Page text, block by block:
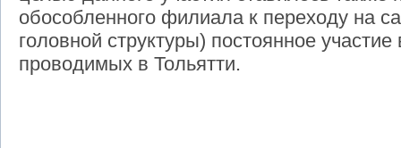
обособленного филиала к переходу на
головной структуры) постоянное
проводимых в Тольятти.